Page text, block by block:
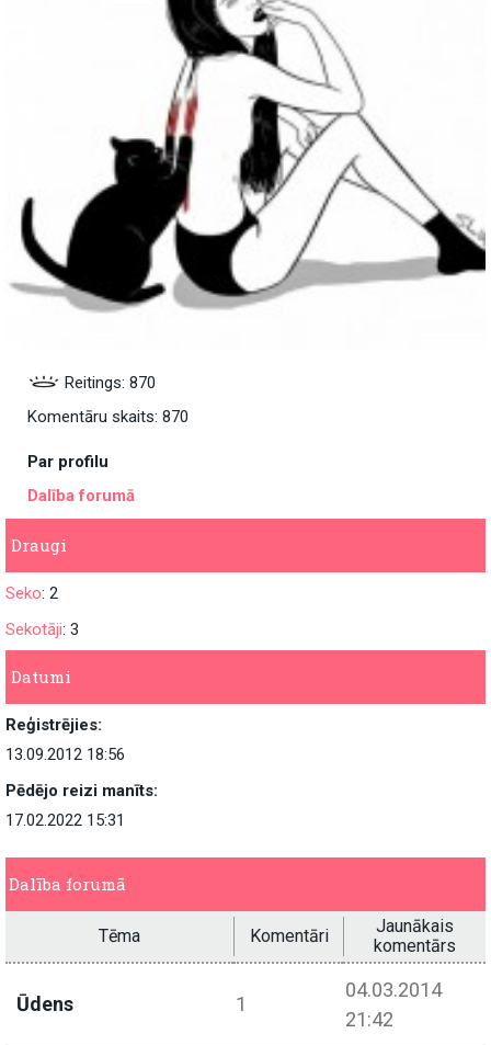
Reitings: 870
Komentāru skaits: 870
Par profilu
Dalība forumā
Draugi
Seko: 2
Sekotāji: 3
Datumi
Reģistrējies:
13.09.2012 18:56
Pēdējo reizi manīts:
17.02.2022 15:31
Dalība forumā
Tēma Komentāri
Jaunākais
komentārs
Ūdens 1
04.03.2014
21:42